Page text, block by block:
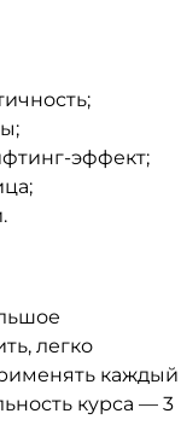
эффект;
легко
каждый
курса — 3